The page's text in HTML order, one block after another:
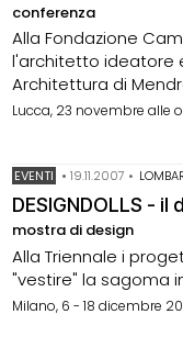
conferenza
Alla Fondazione
l'architetto ideatore
Architettura di
Lucca, 23 novembre alle
EVENTI •19.11.2007 •
DESIGNDOLLS - il
mostra di design
Alla Triennale i
"vestire" la sagoma
Milano, 6 - 18 dicembre